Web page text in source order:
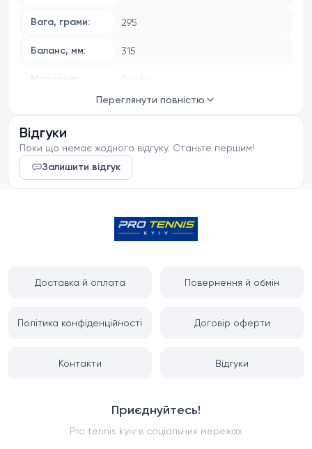
Підходить для чоловіків будь якого рівня гри та жінок в
гарної фізичної формі.
Без натяжки.
Вага, грами: 295
Баланс, мм: 315
Матеріал:
Графіт
Переглянути повністю
Відгуки
Поки що немає жодного відгуку. Станьте першим!
Залишити відгук
Доставка й оплата Повернення й обмін
Політика конфіденційності Договір оферти
Контакти Відгуки
Приєднуйтесь!
Pro tennis kyiv в соціальних мережах